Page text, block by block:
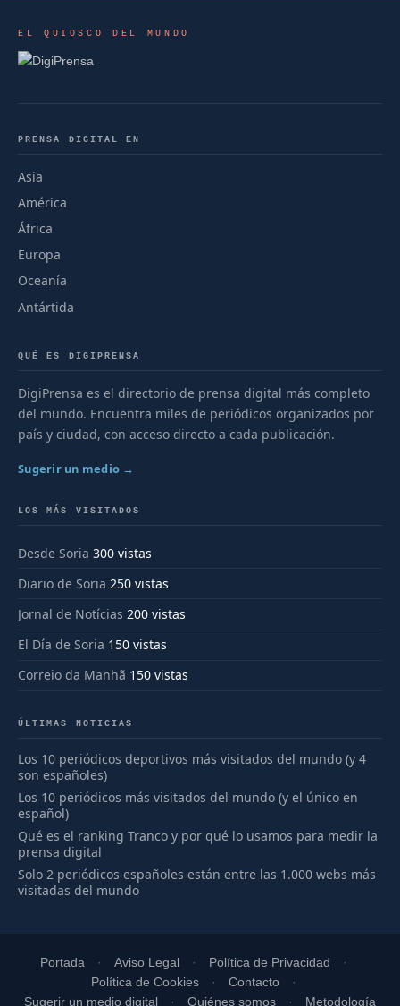
EL QUIOSCO DEL MUNDO
PRENSA DIGITAL EN
Asia
América
África
Europa
Oceanía
Antártida
QUÉ ES DIGIPRENSA
DigiPrensa es el directorio de prensa digital más completo
del mundo. Encuentra miles de periódicos organizados por
país y ciudad, con acceso directo a cada publicación.
Sugerir un medio →
LOS MÁS VISITADOS
Desde Soria 300 vistas
Diario de Soria 250 vistas
Jornal de Notícias 200 vistas
El Día de Soria 150 vistas
Correio da Manhã 150 vistas
ÚLTIMAS NOTICIAS
Los 10 periódicos deportivos más visitados del mundo (y 4
son españoles)
Los 10 periódicos más visitados del mundo (y el único en
español)
Qué es el ranking Tranco y por qué lo usamos para medir la
prensa digital
Solo 2 periódicos españoles están entre las 1.000 webs más
visitadas del mundo
Portada Aviso Legal
Política de Privacidad
Política de Cookies
Contacto
Sugerir un medio digital
Quiénes somos Metodología